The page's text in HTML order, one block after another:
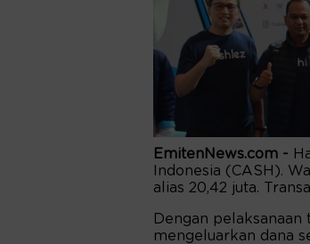
EmitenNews.com -
Indonesia (CASH).
alias 20,42 juta.
Dengan
mengeluarkan dana